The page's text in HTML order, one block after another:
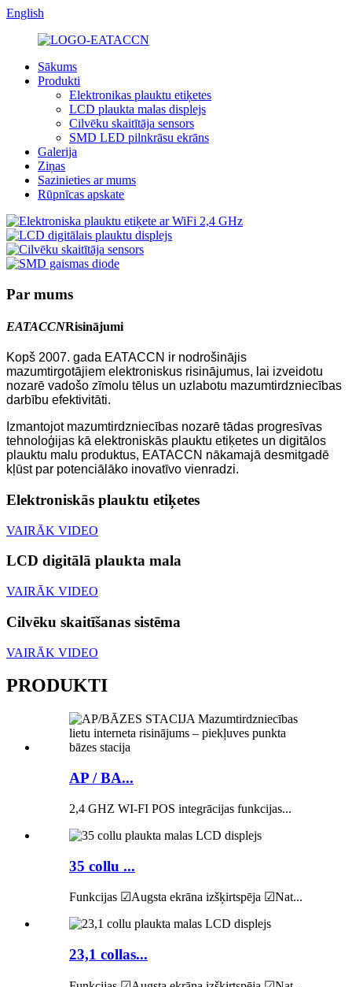
English
Sākums
Produkti
Elektronikas plauktu etiķetes
LCD plaukta malas displejs
Cilvēku skaitītāja sensors
SMD LED pilnkrāsu ekrāns
Galerija
Ziņas
Sazinieties ar mums
Rūpnīcas apskate
Par mums
EATACCNRisinājumi
Kopš 2007. gada EATACCN ir nodrošinājis
mazumtirgotājiem elektroniskus risinājumus, lai izveidotu
nozarē vadošo zīmolu tēlus un uzlabotu mazumtirdzniecības
darbību efektivitāti.
Izmantojot mazumtirdzniecības nozarē tādas progresīvas
tehnoloģijas kā elektroniskās plauktu etiķetes un digitālos
plauktu malu produktus, EATACCN nākamajā desmitgadē
kļūst par potenciālāko inovatīvo vienradzi.
Elektroniskās plauktu etiķetes
VAIRĀK VIDEO
LCD digitālā plaukta mala
VAIRĀK VIDEO
Cilvēku skaitīšanas sistēma
VAIRĀK VIDEO
PRODUKTI
AP / BA...
2,4 GHZ WI-FI POS integrācijas funkcijas...
35 collu ...
Funkcijas ☑Augsta ekrāna izšķirtspēja ☑Nat...
23,1 collas...